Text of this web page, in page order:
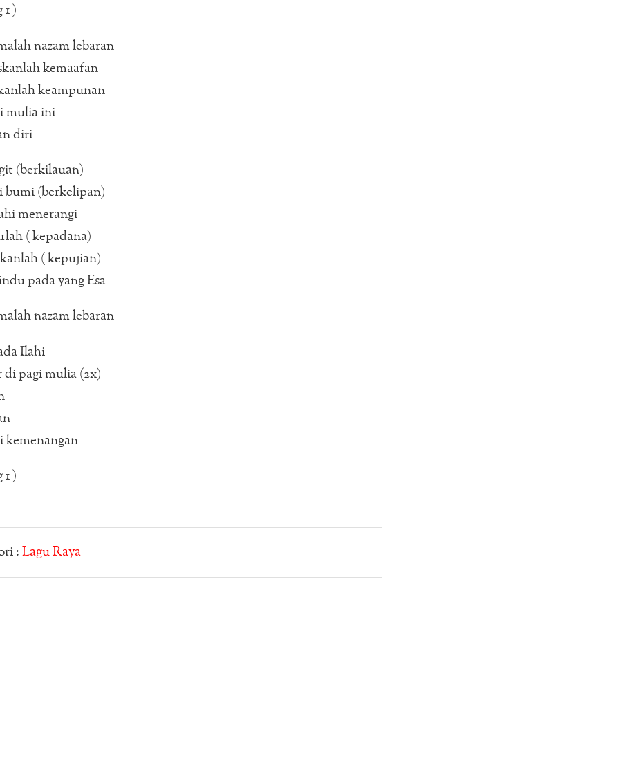
1 )
nazam lebaran
kemaafan
keampunan
mulia ini
diri
(berkilauan)
bumi (berkelipan)
menerangi
( kepadana)
( kepujian)
pada yang Esa
nazam lebaran
Ilahi
di pagi mulia (2x)
kemenangan
1 )
: Lagu Raya